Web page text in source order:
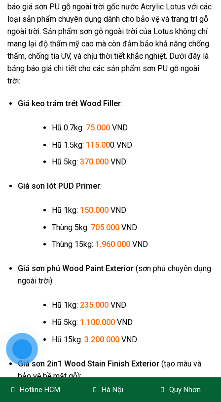
báo giá sơn PU gỗ ngoài trời gốc nước Acrylic Lotus với các
loại sản phẩm chuyên dụng dành cho bảo vệ và trang trí gỗ
ngoài trời. Sản phẩm sơn gỗ ngoài trời của Lotus không chỉ
mang lại độ thẩm mỹ cao mà còn đảm bảo khả năng chống
thấm, chống tia UV, và chịu thời tiết khắc nghiệt. Dưới đây là
bảng báo giá chi tiết cho các sản phẩm sơn PU gỗ ngoài
trời:
Giá keo trám trét Wood Filler:
Hũ 0.7kg: 75.000VND
Hũ 1.5kg: 115.000 VND
Hũ 5kg: 370.000VND
Giá sơn lót PUD Primer:
Hũ 1kg: 150.000VND
Thùng 5kg: 705.000VND
Thùng 15kg: 1.960.000VND
Giá sơn phủ Wood Paint Exterior(sơn phủ chuyên dụng
ngoài trời):
Hũ 1kg: 235.000VND
Hũ 5kg: 1.100.000 VND
Hũ 15kg: 3.200.000VND
Giá sơn 2in1 Wood Stain Finish Exterior(tạo màu và
bảo vệ bề mặt gỗ):
Hotline HCM Hà Nội Quy Nhơn